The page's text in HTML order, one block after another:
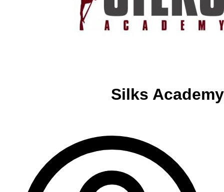
Silks Academy